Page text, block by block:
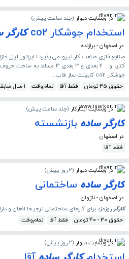
در وبسایت دیوار (چند ساعت پیش)
استخدام جوشکار co2 کارگر
در اصفهان - برازنده
جوشکار co2 کابینت ساز قاب...
حقوق 35 تومان
فقط آقا تمام‌وقت 1 سال سابقه
در وبسایت ایثارکار (چند ساعت پیش)
کارگر ساده بازنشسته
در اصفهان
فقط آقا
در وبسایت دیوار (2 روز پیش )
کارگر ساده ساختمانی
در اصفهان - ناژوان
کارگر روزمزد برای کارهای ساختمانی ترجیحا افغان و
حقوق 30 - 40 تومان
فقط آقا تمام‌وقت
در وبسایت دیوار (2 روز پیش )